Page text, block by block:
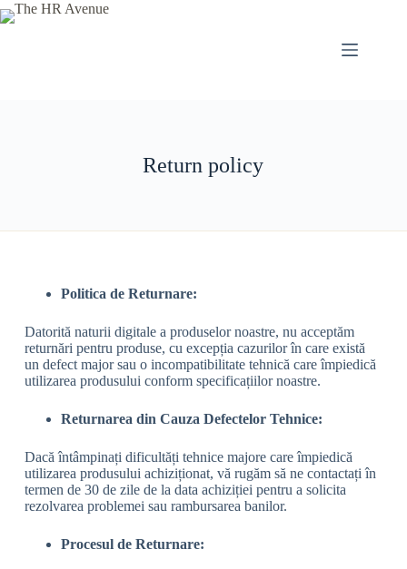
Return policy
Politica de Returnare:
Datorită naturii digitale a produselor noastre, nu acceptăm
returnări pentru produse, cu excepția cazurilor în care există
un defect major sau o incompatibilitate tehnică care împiedică
utilizarea produsului conform specificațiilor noastre.
Returnarea din Cauza Defectelor Tehnice:
Dacă întâmpinați dificultăți tehnice majore care împiedică
utilizarea produsului achiziționat, vă rugăm să ne contactați în
termen de 30 de zile de la data achiziției pentru a solicita
rezolvarea problemei sau rambursarea banilor.
Procesul de Returnare: